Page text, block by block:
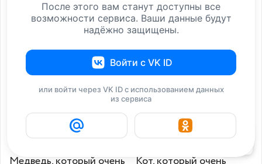
25 собак, которые очень
любят почтовых
Мая Коноваленко
(Nancy Ace) - актриса
Медведь, который очень Кот, который очень
После этого вам станут доступны все
возможности сервиса. Ваши данные будут
надёжно защищены.
Войти с VK ID
или войти через VK ID с использованием данных
из сервиса